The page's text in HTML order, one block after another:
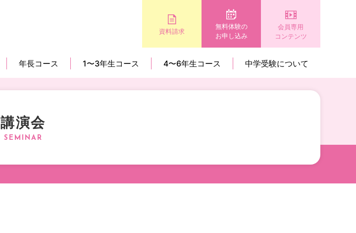
資料請求
無料体験の
お申し込み
会員専用
コンテンツ
年長コース 1〜3年生コース 4〜6年生コース 中学受験について
講演会